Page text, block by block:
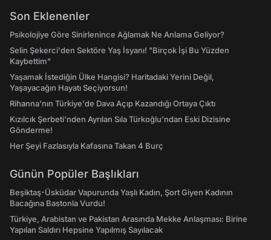
Son Eklenenler
Psikolojiye Göre Sinirlenince Ağlamak Ne Anlama Geliyor?
Selin Şekerci'den Sektöre Yaş İsyanı! "Birçok İşi Bu Yüzden
Kaybettim"
Yaşamak İstediğin Ülke Hangisi? Haritadaki Yerini Değil,
Yaşayacağın Hayatı Seçiyorsun!
Rihanna'nın Türkiye'de Dava Açıp Kazandığı Ortaya Çıktı
Kızılcık Şerbeti'nden Ayrılan Sıla Türkoğlu'ndan Eski Dizisine
Gönderme!
Her Şeyi Fazlasıyla Kafasına Takan 4 Burç
Günün Popüler Başlıkları
Beşiktaş-Üsküdar Vapurunda Yaşlı Kadın, Şort Giyen Kadının
Bacağına Bastonla Vurdu!
Türkiye, Arabistan ve Pakistan Arasında Mekke Anlaşması: Birine
Yapılan Saldırı Hepsine Yapılmış Sayılacak